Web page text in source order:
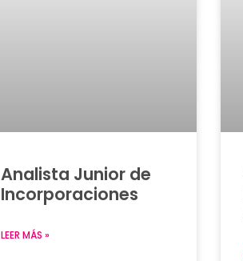
Analista Junior de
Incorporaciones
LEER MÁS »